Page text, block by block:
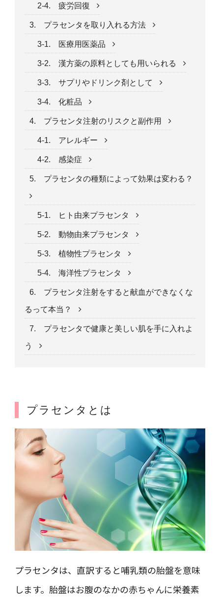
2-4. 疲労回復
3. プラセンタを取り入れる方法
3-1. 医療用医薬品
3-2. 漢方薬の原料としても用いられる
3-3. サプリやドリンク剤として
3-4. 化粧品
4. プラセンタ注射のリスクと副作用
4-1. アレルギー
4-2. 感染症
5. プラセンタの種類によって効果は変わる？
5-1. ヒト由来プラセンタ
5-2. 動物由来プラセンタ
5-3. 植物性プラセンタ
5-4. 海洋性プラセンタ
6. プラセンタ注射をすると献血ができなくな
るって本当？
7. プラセンタで健康と美しい肌を手に入れよ
う
プラセンタとは
プラセンタは、直訳すると哺乳類の胎盤を意味
します。胎盤はお腹のなかの赤ちゃんに栄養素